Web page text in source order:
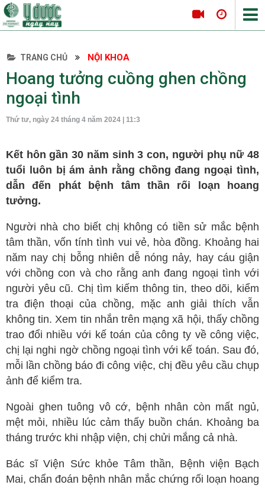
Tin tức Y Dược
Thông tin hội nghị
Hội thảo
Tọa đàm khoa học
Tim mạch
Hô hấp
Tiêu hóa
Da liễu
Nội tiết
Ngoại khoa
Ngoại tổng quát
Ngoại tiết niệu
Chấn thương chỉnh hình
Dược Khoa
Các bài thuốc hay
Cách sử dụng thuốc
Y học cổ truyền
Dược học cổ truyền
Dưỡng sinh
Châm cứu
Bệnh học
TRANG CHỦ NỘI KHOA
Hoang tưởng cuồng ghen chồng
ngoại tình
Thứ tư, ngày 24 tháng 4 năm 2024 | 11:3
Kết hôn gần 30 năm sinh 3 con, người phụ nữ 48
tuổi luôn bị ám ảnh rằng chồng đang ngoại tình,
dẫn đến phát bệnh tâm thần rối loạn hoang
tưởng.
Người nhà cho biết chị không có tiền sử mắc bệnh
tâm thần, vốn tính tình vui vẻ, hòa đồng. Khoảng hai
năm nay chị bỗng nhiên dễ nóng nảy, hay cáu giận
với chồng con và cho rằng anh đang ngoại tình với
người yêu cũ. Chị tìm kiếm thông tin, theo dõi, kiểm
tra điện thoại của chồng, mặc anh giải thích vẫn
không tin. Xem tin nhắn trên mạng xã hội, thấy chồng
trao đổi nhiều với kế toán của công ty về công việc,
chị lại nghi ngờ chồng ngoại tình với kế toán. Sau đó,
mỗi lần chồng báo đi công việc, chị đều yêu cầu chụp
ảnh để kiểm tra.
Ngoài ghen tuông vô cớ, bệnh nhân còn mất ngủ,
mệt mỏi, nhiều lúc cảm thấy buồn chán. Khoảng ba
tháng trước khi nhập viện, chị chửi mắng cả nhà.
Bác sĩ Viện Sức khỏe Tâm thần, Bệnh viện Bạch
Mai, chẩn đoán bệnh nhân mắc chứng rối loạn hoang